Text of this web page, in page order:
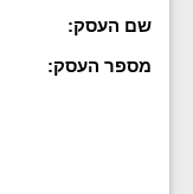
שם העסק:
מספר העסק: